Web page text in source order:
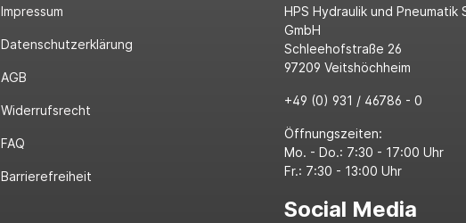
Impressum
Datenschutzerklärung
AGB
Widerrufsrecht
FAQ
Barrierefreiheit
HPS Hydraulik und Pneumatik
GmbH
Schleehofstraße 26
97209 Veitshöchheim
+49 (0) 931 / 46786 - 0
Öffnungszeiten:
Mo. - Do.: 7:30 - 17:00 Uhr
Fr.: 7:30 - 13:00 Uhr
Social Media